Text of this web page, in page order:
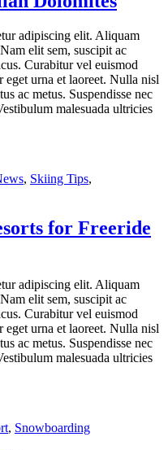
adipiscing elit. Aliquam
elit sem, suscipit ac
Curabitur vel euismod
urna et laoreet. Nulla nisl
ac metus. Suspendisse nec
malesuada ultricies
, Skiing Tips,
for Freeride
adipiscing elit. Aliquam
elit sem, suscipit ac
Curabitur vel euismod
urna et laoreet. Nulla nisl
ac metus. Suspendisse nec
malesuada ultricies
, Snowboarding